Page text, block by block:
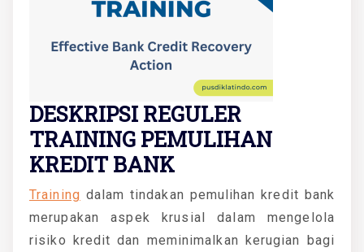
DESKRIPSI REGULER
TRAINING PEMULIHAN
KREDIT BANK
Training dalam tindakan pemulihan kredit bank
merupakan aspek krusial dalam mengelola
risiko kredit dan meminimalkan kerugian bagi